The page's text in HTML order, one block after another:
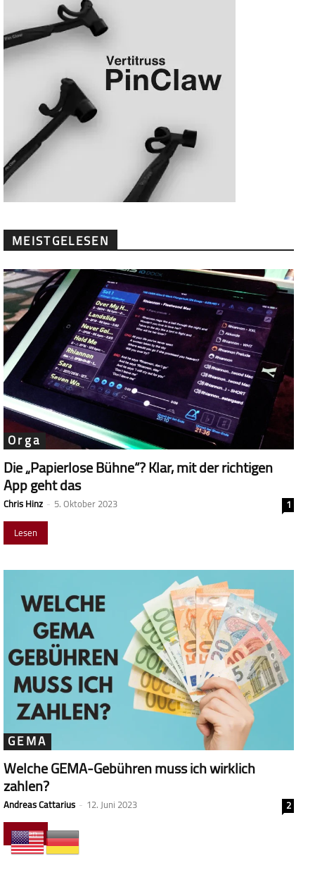
MEISTGELESEN
Orga
Die „Papierlose Bühne“? Klar, mit der richtigen
App geht das
Chris Hinz - 5. Oktober 2023
1
Lesen
GEMA
Welche GEMA-Gebühren muss ich wirklich
zahlen?
Andreas Cattarius - 12. Juni 2023
2
Lesen